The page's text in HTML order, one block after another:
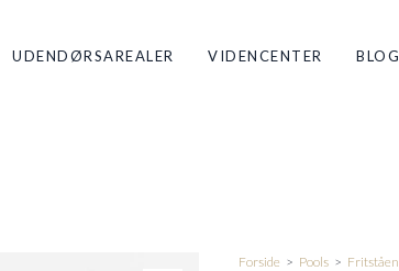
UDENDØRSAREALER VIDENCENTER
Forside > Pools >